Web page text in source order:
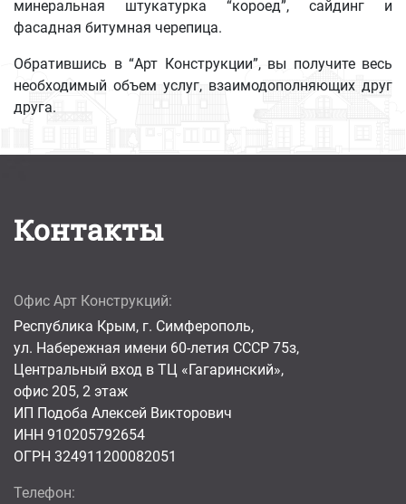
минеральная штукатурка “короед”, сайдинг и
фасадная битумная черепица.
Обратившись в “Арт Конструкции”, вы получите весь
необходимый объем услуг, взаимодополняющих друг
друга.
Контакты
Офис Арт Конструкций:
Республика Крым, г. Симферополь,
ул. Набережная имени 60-летия СССР 75з,
Центральный вход в ТЦ «Гагаринский»,
офис 205, 2 этаж
ИП Подоба Алексей Викторович
ИНН 910205792654
ОГРН 324911200082051
Телефон: